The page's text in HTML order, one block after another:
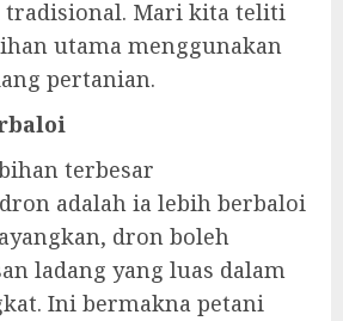
tradisional. Mari kita teliti
utama menggunakan
pertanian.
terbesar
adalah ia lebih berbaloi
dron boleh
ladang yang luas dalam
Ini bermakna petani